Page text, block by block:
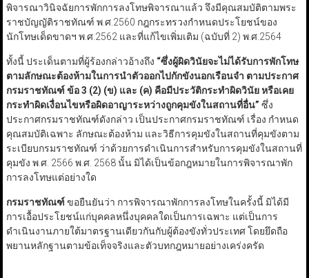
พิจารณาวินิจฉัยการพักการลงโทษพิจารณาแล้ว จึงมีคุณสมบัติตามพระ
ราชบัญญัติราชทัณฑ์ พ.ศ.2560 กฎกระทรวงกำหนดประโยชน์ของ
นักโทษเด็ดขาดฯ พ.ศ.2562 และที่แก้ไขเพิ่มเติม (ฉบับที่ 2) พ.ศ.2564
ทั้งนี้ ประเด็นตามที่ผู้ร้องกล่าวอ้างถึง “ซึ่งผู้ผิดวินัยจะไม่ได้รับการพักโทษ
ตามลักษณะต้องห้ามในการนำตัวออกไปกักขังนอกเรือนจำ ตามประกาศ
กรมราชทัณฑ์ ข้อ 3 (2) (ข) และ (ค) คือมีประวัติกระทำผิดวินัย หรือเคย
กระทำผิดเงื่อนไขหรือผิดอาญาระหว่างถูกคุมขังในสถานที่อื่น” ซึ่ง
ประกาศกรมราชทัณฑ์ดังกล่าว เป็นประกาศกรมราชทัณฑ์ เรื่อง กำหนด
คุณสมบัติเฉพาะ ลักษณะต้องห้าม และวิธีการคุมขังในสถานที่คุมขังตาม
ระเบียบกรมราชทัณฑ์ ว่าด้วยการดำเนินการสำหรับการคุมขังในสถานที่
คุมขัง พ.ศ. 2566 พ.ศ. 2568 นั้น มิได้เป็นข้อกฎหมายในการพิจารณาพัก
การลงโทษแต่อย่างใด
กรมราชทัณฑ์ ขอยืนยันว่า การพิจารณาพักการลงโทษในครั้งนี้ มิได้มี
การเอื้อประโยชน์แก่บุคคลหนึ่งบุคคลใดเป็นการเฉพาะ แต่เป็นการ
ดำเนินงานภายใต้มาตรฐานเดียวกันกับผู้ต้องขังทั่วประเทศ โดยยึดถือ
พยานหลักฐานตามข้อเท็จจริงและตัวบทกฎหมายอย่างเคร่งครัด